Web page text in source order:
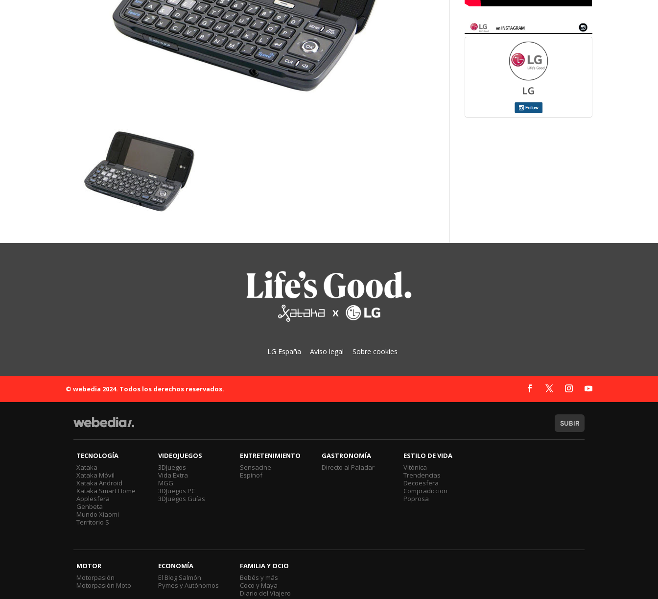
LG España Aviso legal Sobre cookies
© webedia 2024. Todos los derechos reservados.
SUBIR
TECNOLOGÍA
Xataka
Xataka Móvil
Xataka Android
Xataka Smart Home
Applesfera
Genbeta
Mundo Xiaomi
Territorio S
VIDEOJUEGOS
3DJuegos
Vida Extra
MGG
3DJuegos PC
3DJuegos Guías
ENTRETENIMIENTO
Sensacine
Espinof
GASTRONOMÍA
Directo al Paladar
ESTILO DE VIDA
Vitónica
Trendencias
Decoesfera
Compradiccion
Poprosa
MOTOR
Motorpasión
Motorpasión Moto
ECONOMÍA
El Blog Salmón
Pymes y Autónomos
FAMILIA Y OCIO
Bebés y más
Coco y Maya
Diario del Viajero